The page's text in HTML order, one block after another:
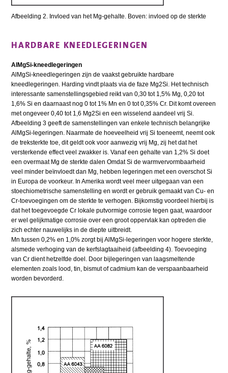
Afbeelding 2. Invloed van het Mg-gehalte. Boven: invloed op de sterkte
HARDBARE KNEEDLEGERINGEN
AlMgSi-kneedlegeringen
AlMgSi-kneedlegeringen zijn de vaakst gebruikte hardbare
kneedlegeringen. Harding vindt plaats via de faze Mg2Si. Het technisch
interessante samenstellingsgebied reikt van 0,30 tot 1,5% Mg, 0,20 tot
1,6% Si en daarnaast nog 0 tot 1% Mn en 0 tot 0,35% Cr. Dit komt overeen
met ongeveer 0,40 tot 1,6 Mg2Si en een wisselend aandeel vrij Si.
Afbeelding 3 geeft de samenstellingen van enkele technisch belangrijke
AlMgSi-legeringen. Naarmate de hoeveelheid vrij Si toeneemt, neemt ook
de treksterkte toe, dit geldt ook voor aanwezig vrij Mg, zij het dat het
versterkende effect veel zwakker is. Vanaf een gehalte van 1,2% Si doet
een overmaat Mg de sterkte dalen Omdat Si de warmvervormbaarheid
veel minder beïnvloedt dan Mg, hebben legeringen met een overschot Si
in Europa de voorkeur. In Amerika wordt veel meer uitgegaan van een
stoechiometrische samenstelling en wordt er gebruik gemaakt van Cu- en
Cr-toevoegingen om de sterkte te verhogen. Bijkomstig voordeel hierbij is
dat het toegevoegde Cr lokale putvormige corrosie tegen gaat, waardoor
er wel gelijkmatige corrosie over een groot oppervlak kan optreden die
zich echter nauwelijks in de diepte uitbreidt.
Mn tussen 0,2% en 1,0% zorgt bij AlMgSi-legeringen voor hogere sterkte,
alsmede verhoging van de kerfslagtaaiheid (afbeelding 4). Toevoeging
van Cr dient hetzelfde doel. Door bijlegeringen van laagsmeltende
elementen zoals lood, tin, bismut of cadmium kan de verspaanbaarheid
worden bevorderd.